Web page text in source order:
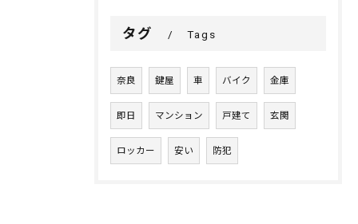
タグ Tags
奈良 鍵屋 車 バイク 金庫
即日 マンション 戸建て 玄関
ロッカー 安い 防犯